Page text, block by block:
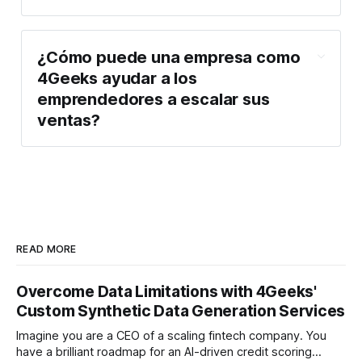
¿Cómo puede una empresa como
4Geeks ayudar a los
emprendedores a escalar sus
ventas?
READ MORE
Overcome Data Limitations with 4Geeks'
Custom Synthetic Data Generation Services
Imagine you are a CEO of a scaling fintech company. You
have a brilliant roadmap for an AI-driven credit scoring